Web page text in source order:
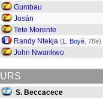
Gumbau
Josán
Tete Morente
Randy Ntekja (L. Boyé , 78e)
John Nwankwo
S. Beccacece